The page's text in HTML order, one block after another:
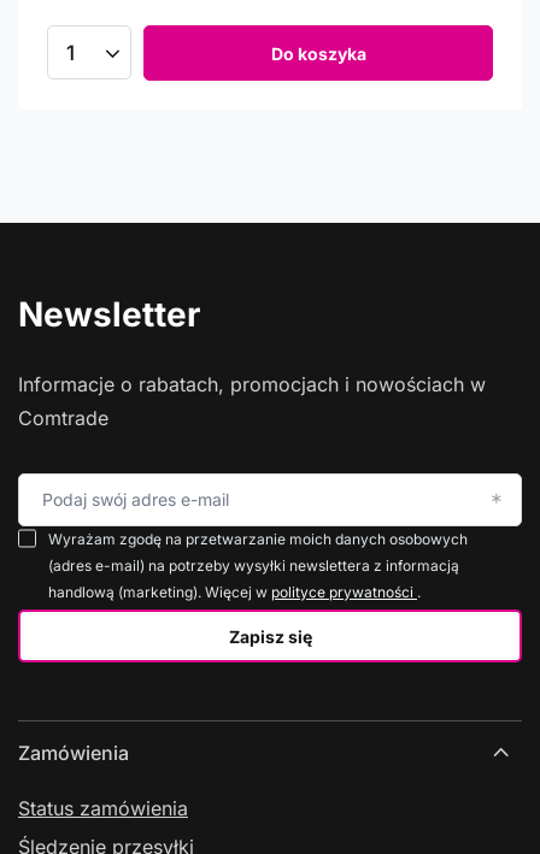
Do koszyka
Newsletter
Informacje o rabatach, promocjach i nowościach w
Comtrade
Podaj swój adres e-mail
Zapisz się
Wyrażam zgodę na przetwarzanie moich danych osobowych
(adres e-mail) na potrzeby wysyłki newslettera z informacją
handlową (marketing). Więcej w polityce prywatności .
Zamówienia
Status zamówienia
Śledzenie przesyłki